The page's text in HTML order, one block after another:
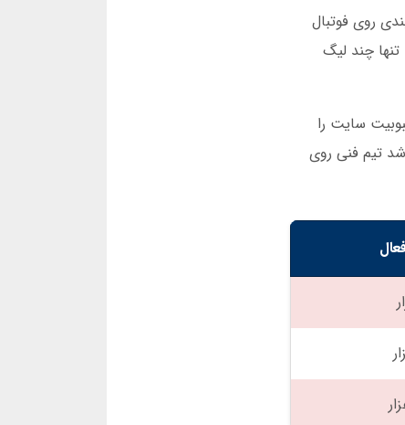
بندی روی فوتبال
باری که در سال 1396 وارد سایت شدم، تنها چند لیگ
که محبوبیت سایت را
امر باعث شد تیم فنی روی